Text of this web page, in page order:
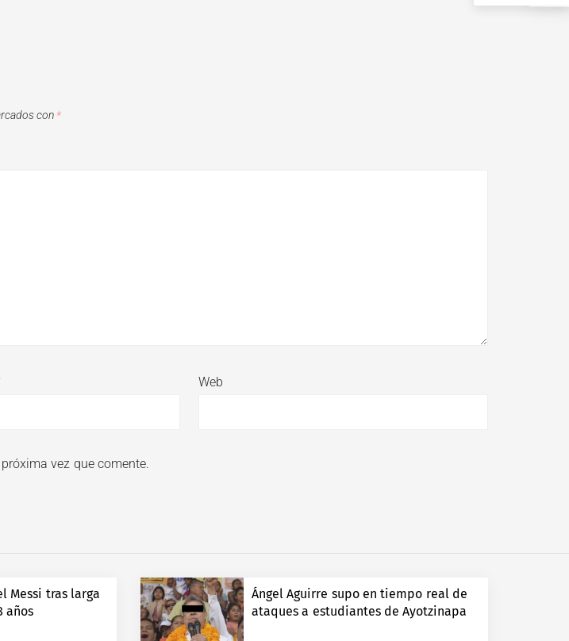
con *
Web
vez que comente.
Messi tras larga
años
Ángel Aguirre supo en tiempo real de
ataques a estudiantes de Ayotzinapa